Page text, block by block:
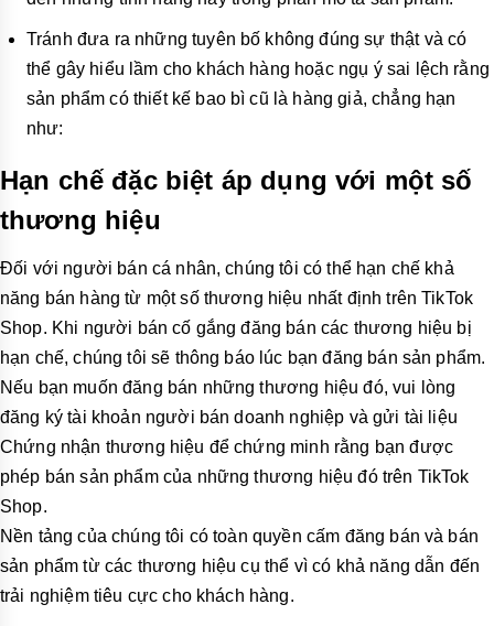
Tránh đưa ra những tuyên bố không đúng sự thật và có
thể gây hiểu lầm cho khách hàng hoặc ngụ ý sai lệch rằng
sản phẩm có thiết kế bao bì cũ là hàng giả, chẳng hạn
như:
Hạn chế đặc biệt áp dụng với một số
thương hiệu
Đối với người bán cá nhân, chúng tôi có thể hạn chế khả
năng bán hàng từ một số thương hiệu nhất định trên TikTok
Shop. Khi người bán cố gắng đăng bán các thương hiệu bị
hạn chế, chúng tôi sẽ thông báo lúc bạn đăng bán sản phẩm.
Nếu bạn muốn đăng bán những thương hiệu đó, vui lòng
đăng ký tài khoản người bán doanh nghiệp và gửi tài liệu
Chứng nhận thương hiệu để chứng minh rằng bạn được
phép bán sản phẩm của những thương hiệu đó trên TikTok
Shop.
Nền tảng của chúng tôi có toàn quyền cấm đăng bán và bán
sản phẩm từ các thương hiệu cụ thể vì có khả năng dẫn đến
trải nghiệm tiêu cực cho khách hàng.